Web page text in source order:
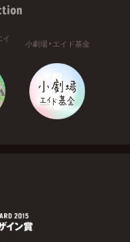
イ
小劇場・エイド基金